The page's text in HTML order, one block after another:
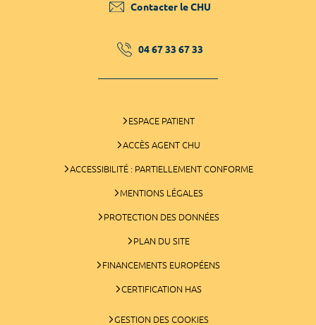
Contacter le CHU
04 67 33 67 33
ESPACE PATIENT
ACCÈS AGENT CHU
ACCESSIBILITÉ : PARTIELLEMENT CONFORME
MENTIONS LÉGALES
PROTECTION DES DONNÉES
PLAN DU SITE
FINANCEMENTS EUROPÉENS
CERTIFICATION HAS
GESTION DES COOKIES